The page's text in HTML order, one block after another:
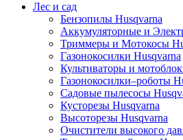
Лес и сад
Бензопилы Husqvarna
Аккумуляторные и
Триммеры и Мотокосы
Газонокосилки Husqvarna
Культиваторы и
Газонокосилки–роботы
Садовые пылесосы
Кусторезы Husqvarna
Высоторезы Husqvarna
Очистители высокого